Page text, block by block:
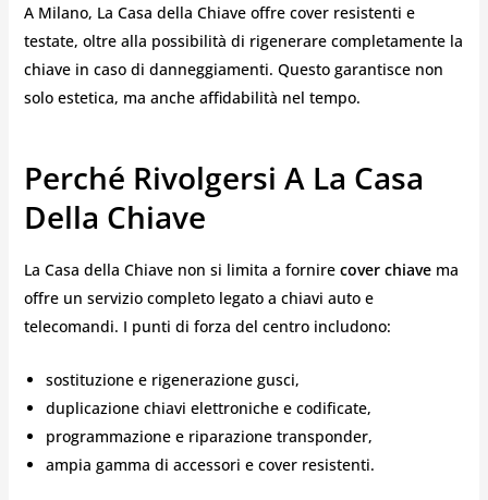
A Milano, La Casa della Chiave offre cover resistenti e
testate, oltre alla possibilità di rigenerare completamente la
chiave in caso di danneggiamenti. Questo garantisce non
solo estetica, ma anche affidabilità nel tempo.
Perché Rivolgersi A La Casa
Della Chiave
La Casa della Chiave non si limita a fornire cover chiave ma
offre un servizio completo legato a chiavi auto e
telecomandi. I punti di forza del centro includono:
sostituzione e rigenerazione gusci,
duplicazione chiavi elettroniche e codificate,
programmazione e riparazione transponder,
ampia gamma di accessori e cover resistenti.